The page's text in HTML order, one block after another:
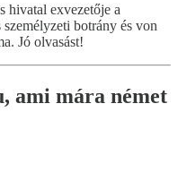
hivatal exvezetője a
botrány és von
Jó olvasást!
ami mára német